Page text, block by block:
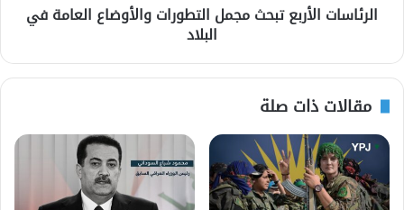
الرئاسات الأربع تبحث مجمل التطورات والأوضاع العامة في
البلاد
مقالات ذات صلة